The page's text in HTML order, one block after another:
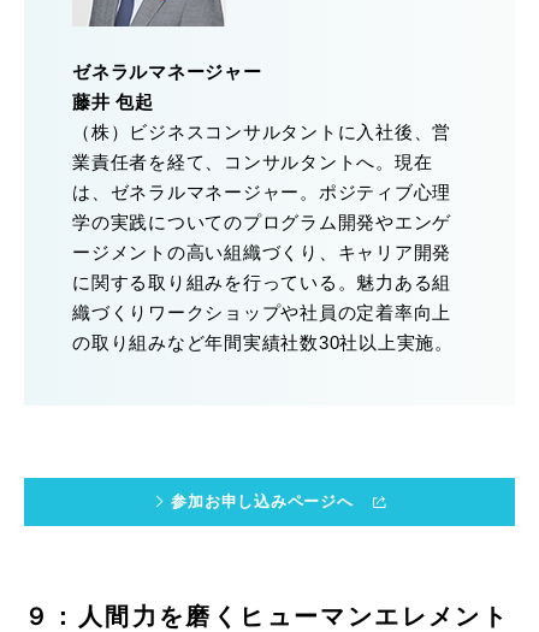
ゼネラルマネージャー
藤井 包起
（株）ビジネスコンサルタントに入社後、営
業責任者を経て、コンサルタントへ。現在
は、ゼネラルマネージャー。ポジティブ心理
学の実践についてのプログラム開発やエンゲ
ージメントの高い組織づくり、キャリア開発
に関する取り組みを行っている。魅力ある組
織づくりワークショップや社員の定着率向上
の取り組みなど年間実績社数30社以上実施。
参加お申し込みページへ
９：人間力を磨くヒューマンエレメント